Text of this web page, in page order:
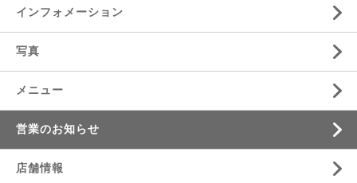
インフォメーション
写真
メニュー
営業のお知らせ
店舗情報